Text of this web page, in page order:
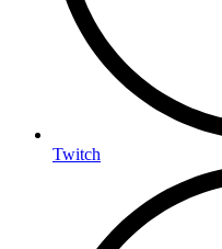
Twitch